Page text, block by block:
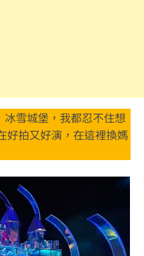
冰雪城堡，我都忍不住想
好拍又好演，在這裡換媽